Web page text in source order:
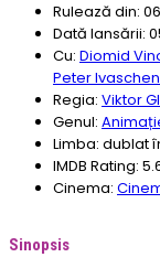
Rulează din:
Dată lansării:
Cu: Diomid
Peter
Regia: Viktor
Genul:
Limba: dublat
IMDB Rating:
Cinema:
Sinopsis